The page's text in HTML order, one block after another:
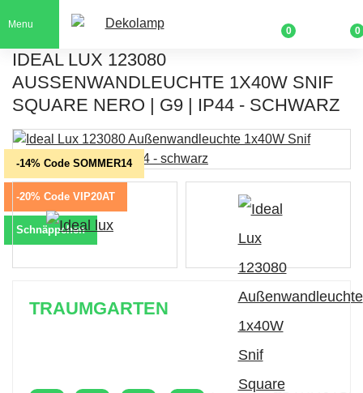
Menu
0 0
IDEAL LUX 123080
AUSSENWANDLEUCHTE 1X40W SNIF S
QUARE NERO | G9 | IP44 - SCHWARZ
-14% Code SOMMER14
-20% Code VIP20AT
Schnäppchen
TRAUMGARTEN